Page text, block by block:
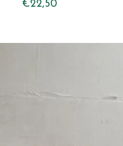
€22,50